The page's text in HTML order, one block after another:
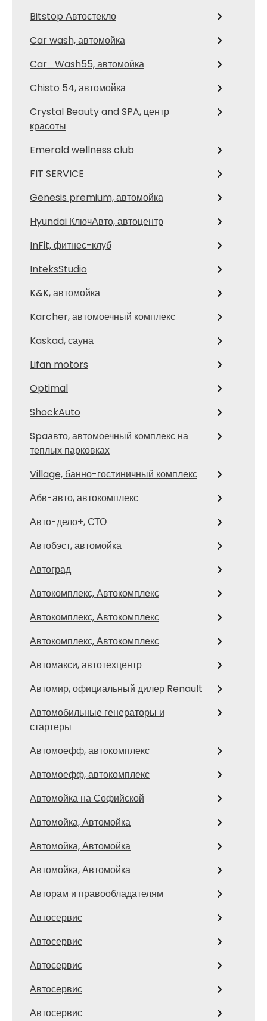
Bitstop Автостекло
Car wash, автомойка
Car_Wash55, автомойка
Chisto 54, автомойка
Crystal Beauty and SPA, центр
красоты
Emerald wellness club
FIT SERVICE
Genesis premium, автомойка
Hyundai КлючАвто, автоцентр
InFit, фитнес-клуб
InteksStudio
K&K, автомойка
Karcher, автомоечный комплекс
Kaskad, сауна
Lifan motors
Optimal
ShockAuto
Spaавто, автомоечный комплекс на
теплых парковках
Village, банно-гостиничный комплекс
Абв-авто, автокомплекс
Авто-дело+, СТО
Автобэст, автомойка
Автоград
Автокомплекс, Автокомплекс
Автокомплекс, Автокомплекс
Автокомплекс, Автокомплекс
Автомакси, автотехцентр
Автомир, официальный дилер Renault
Автомобильные генераторы и
стартеры
Автомоефф, автокомплекс
Автомоефф, автокомплекс
Автомойка на Софийской
Автомойка, Автомойка
Автомойка, Автомойка
Автомойка, Автомойка
Авторам и правообладателям
Автосервис
Автосервис
Автосервис
Автосервис
Автосервис